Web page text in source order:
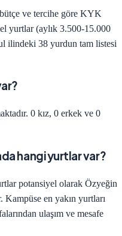
ve tercihe göre KYK
yurtlar (aylık 3.500-15.000
ilindeki 38 yurdun tam listesi
0 kız, 0 erkek ve 0
hangi yurtlar var?
potansiyel olarak Özyeğin
en yakın yurtları
ulaşım ve mesafe